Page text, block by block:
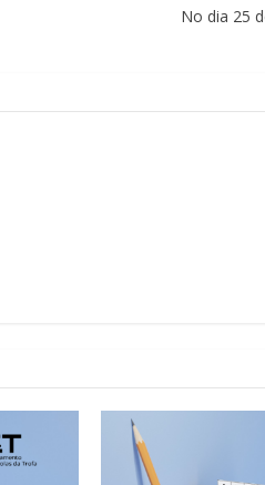
No dia 25